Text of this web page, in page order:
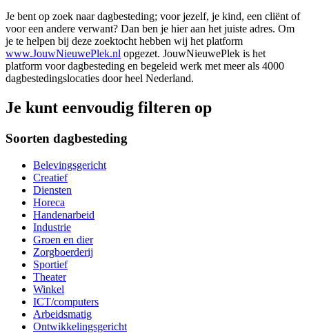
Je bent op zoek naar dagbesteding; voor jezelf, je kind, een cliënt of
voor een andere verwant? Dan ben je hier aan het juiste adres. Om
je te helpen bij deze zoektocht hebben wij het platform
www.JouwNieuwePlek.nl opgezet. JouwNieuwePlek is het
platform voor dagbesteding en begeleid werk met meer als 4000
dagbestedingslocaties door heel Nederland.
Je kunt eenvoudig filteren op
Soorten dagbesteding
Belevingsgericht
Creatief
Diensten
Horeca
Handenarbeid
Industrie
Groen en dier
Zorgboerderij
Sportief
Theater
Winkel
ICT/computers
Arbeidsmatig
Ontwikkelingsgericht